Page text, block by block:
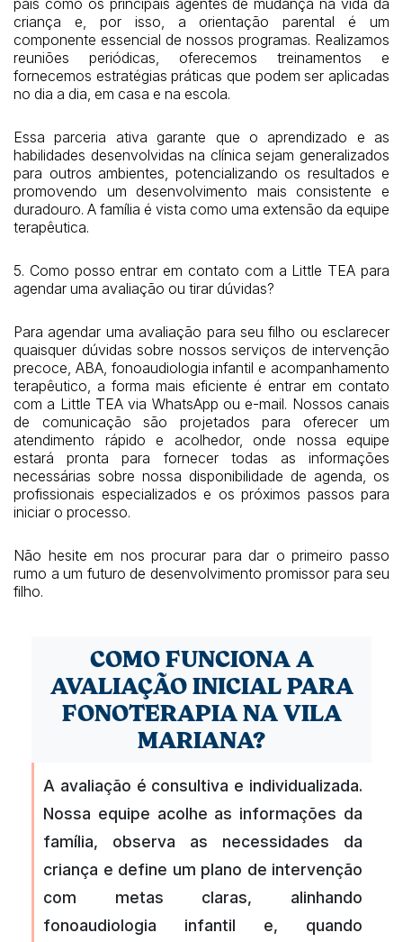
criança e, por isso, a orientação parental é um
componente essencial de nossos programas. Realizamos
reuniões periódicas, oferecemos treinamentos e
fornecemos estratégias práticas que podem ser aplicadas
no dia a dia, em casa e na escola.
Essa parceria ativa garante que o aprendizado e as
habilidades desenvolvidas na clínica sejam generalizados
para outros ambientes, potencializando os resultados e
promovendo um desenvolvimento mais consistente e
duradouro. A família é vista como uma extensão da equipe
terapêutica.
5. Como posso entrar em contato com a Little TEA para
agendar uma avaliação ou tirar dúvidas?
Para agendar uma avaliação para seu filho ou esclarecer
quaisquer dúvidas sobre nossos serviços de intervenção
precoce, ABA, fonoaudiologia infantil e acompanhamento
terapêutico, a forma mais eficiente é entrar em contato
com a Little TEA via WhatsApp ou e-mail. Nossos canais
de comunicação são projetados para oferecer um
atendimento rápido e acolhedor, onde nossa equipe
estará pronta para fornecer todas as informações
necessárias sobre nossa disponibilidade de agenda, os
profissionais especializados e os próximos passos para
iniciar o processo.
Não hesite em nos procurar para dar o primeiro passo
rumo a um futuro de desenvolvimento promissor para seu
filho.
COMO FUNCIONA A
AVALIAÇÃO INICIAL PARA
FONOTERAPIA NA VILA
MARIANA?
A avaliação é consultiva e individualizada.
Nossa equipe acolhe as informações da
família, observa as necessidades da
criança e define um plano de intervenção
com metas claras, alinhando
fonoaudiologia infantil e, quando